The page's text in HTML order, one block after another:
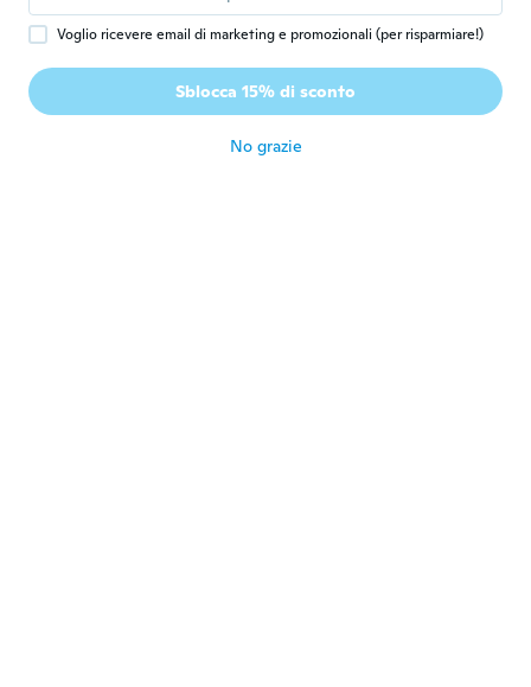
B Britta
Iscrizione dal 2019 · 249 recensioni · 6 caricamenti
Voglio ricevere email di marketing e promozionali (per risparmiare!)
Sblocca 15% di sconto
No grazie